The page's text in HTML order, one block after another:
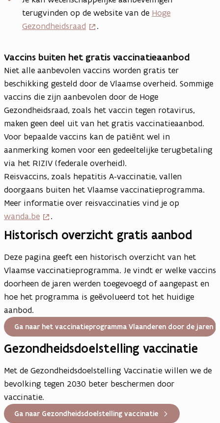
terugvinden op de website van de Hoge
Gezondheidsraad
.
Vaccins buiten het gratis vaccinatieaanbod
Niet alle aanbevolen vaccins worden gratis ter
beschikking gesteld door de Vlaamse overheid. Sommige
vaccins die zijn aanbevolen door de Hoge
Gezondheidsraad, zoals het vaccin tegen rotavirus,
maken geen deel uit van het gratis vaccinatieaanbod.
Voor bepaalde vaccins kan de patiënt wel in
aanmerking komen voor een gedeeltelijke terugbetaling
via het RIZIV (federale overheid).
Reisvaccins, zoals hepatitis A-vaccinatie, vallen
doorgaans buiten het Vlaamse vaccinatieprogramma.
Meer informatie over reisvaccinaties vind je op
wanda.be
.
Historisch overzicht gratis aanbod
Deze pagina geeft een historisch overzicht van het
Vlaamse vaccinatieprogramma. Je vindt er welke vaccins
doorheen de jaren werden toegevoegd of aangepast en
hoe het programma is geëvolueerd tot het huidige
aanbod.
Ga naar het vaccinatieprogramma Vlaanderen door de jaren
Gezondheidsdoelstelling vaccinatie
Met de Gezondheidsdoelstelling Vaccinatie willen we de
bevolking tegen 2030 beter beschermen door
vaccinatie.
Ga naar Gezondheidsdoelstelling vaccinatie